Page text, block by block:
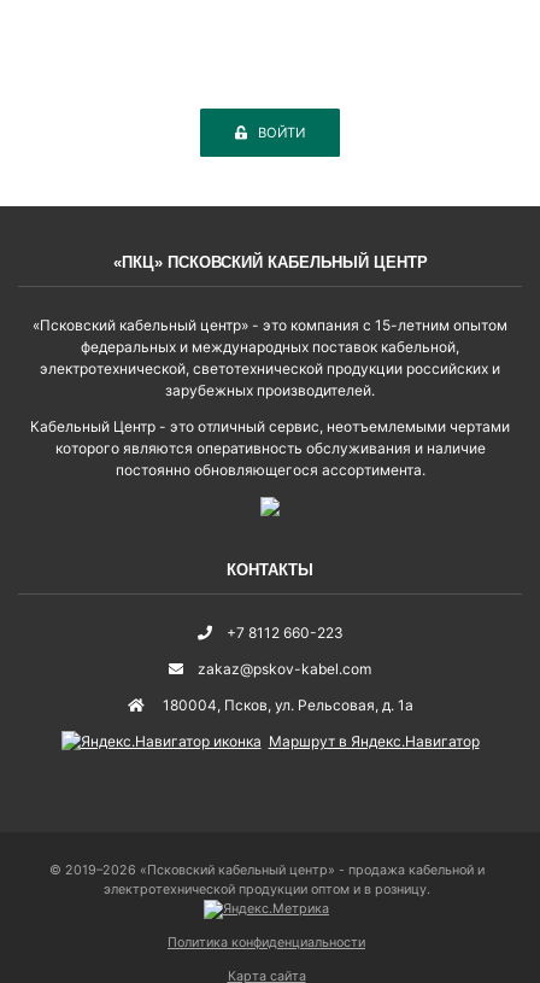
ВОЙТИ
«ПКЦ» ПСКОВСКИЙ КАБЕЛЬНЫЙ ЦЕНТР
«Псковский кабельный центр» - это компания с 15-летним опытом
федеральных и международных поставок кабельной,
электротехнической, светотехнической продукции российских и
зарубежных производителей.
Кабельный Центр - это отличный сервис, неотъемлемыми чертами
которого являются оперативность обслуживания и наличие
постоянно обновляющегося ассортимента.
КОНТАКТЫ
+7 8112 660-223
zakaz@pskov-kabel.com
180004, Псков, ул. Рельсовая, д. 1а
Маршрут в Яндекс.Навигатор
© 2019–2026 «Псковский кабельный центр» - продажа кабельной и
электротехнической продукции оптом и в розницу.
Политика конфиденциальности
Карта сайта